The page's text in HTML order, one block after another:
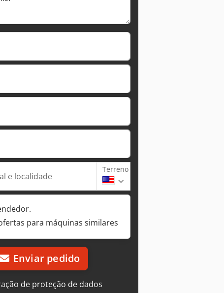
e localidade
Terreno
para máquinas similares
Enviar pedido
de proteção de dados